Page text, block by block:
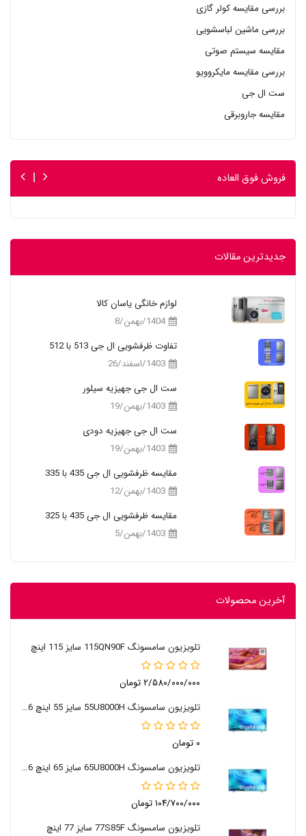
بررسی مقایسه کولر گازی
بررسی ماشین لباسشویی
مقایسه سیستم صوتی
بررسی مقایسه مایکروویو
ست ال جی
مقایسه جاروبرقی
فروش فوق العاده
جدیدترین مقالات
لوازم خانگی یاسان کالا
1404/بهمن/8
تفاوت ظرفشویی ال جی 513 با 512
1403/اسفند/26
ست ال جی جهیزیه سیلور
1403/بهمن/19
ست ال جی جهیزیه دودی
1403/بهمن/19
مقایسه ظرفشویی ال جی 435 با 335
1403/بهمن/12
مقایسه ظرفشویی ال جی 435 با 325
1403/بهمن/5
آخرین محصولات
تلویزیون سامسونگ 115QN90F سایز 115 اینچ
۲/۵۸۰/۰۰۰/۰۰۰ تومان
تلویزیون سامسونگ 55U8000H سایز 55 اینچ 2026
۰ تومان
تلویزیون سامسونگ 65U8000H سایز 65 اینچ 2026
۱۰۴/۷۰۰/۰۰۰ تومان
تلویزیون سامسونگ 77S85F سایز 77 اینچ